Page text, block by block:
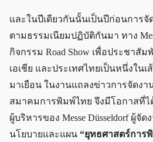
และในปีเดียวกันนั้นเป็นปีก่อนการจัด
ตามธรรมเนียมปฏิบัติกันมา ทาง
กิจกรรม Road Show เพื่อประชาสั
เอเชีย และประเทศไทยเป็นหนึ่งในเ
มาเยือน ในงานแถลงข่าวการจัดงา
สมาคมการพิมพ์ไทย จึงมีโอกาสที่
ผู้บริหารของ Messe Düsseldorf ผู้จัด
นโยบายและแผน “ยุทธศาสตร์การ